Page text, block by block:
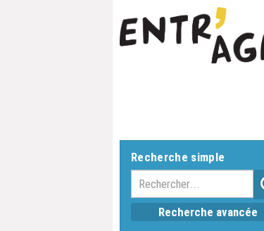
Recherche simple
Recherche avancée